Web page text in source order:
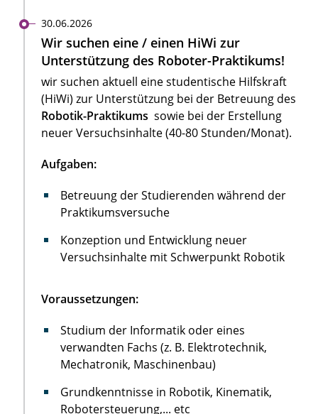
30.06.2026
Wir suchen eine / einen HiWi zur
Unterstützung des Roboter-Praktikums!
wir suchen aktuell eine studentische Hilfskraft
(HiWi) zur Unterstützung bei der Betreuung des
Robotik-Praktikums sowie bei der Erstellung
neuer Versuchsinhalte (40-80 Stunden/Monat).
Aufgaben:
Betreuung der Studierenden während der
Praktikumsversuche
Konzeption und Entwicklung neuer
Versuchsinhalte mit Schwerpunkt Robotik
Voraussetzungen:
Studium der Informatik oder eines
verwandten Fachs (z. B. Elektrotechnik,
Mechatronik, Maschinenbau)
Grundkenntnisse in Robotik, Kinematik,
Robotersteuerung,... etc